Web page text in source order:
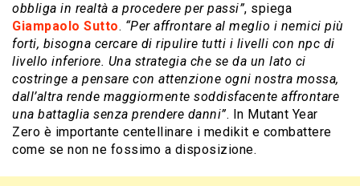
obbliga in realtà a procedere per passi”, spiega
Giampaolo Sutto. “Per affrontare al meglio i nemici più
forti, bisogna cercare di ripulire tutti i livelli con npc di
livello inferiore. Una strategia che se da un lato ci
costringe a pensare con attenzione ogni nostra mossa,
dall’altra rende maggiormente soddisfacente affrontare
una battaglia senza prendere danni”. In Mutant Year
Zero è importante centellinare i medikit e combattere
come se non ne fossimo a disposizione.